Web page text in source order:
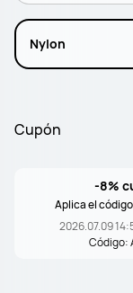
Nylon
Cupón
-8%
Aplica el
2026.07.09
Código: